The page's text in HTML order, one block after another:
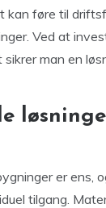
kan føre til
Ved at
man en
er ens,
tilgang.